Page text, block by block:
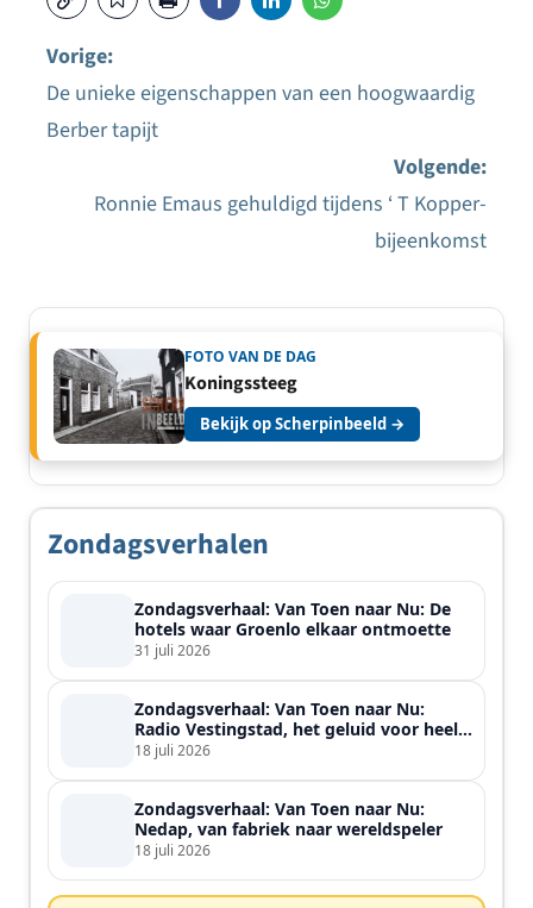
Bericht
Vorige:
De unieke eigenschappen van een hoogwaardig
Berber tapijt
Volgende:
Ronnie Emaus gehuldigd tijdens ‘ T Kopper-
bijeenkomst
FOTO VAN DE DAG
Koningssteeg
Bekijk op Scherpinbeeld →
Zondagsverhalen
Zondagsverhaal: Van Toen naar Nu: De
hotels waar Groenlo elkaar ontmoette
31 juli 2026
Zondagsverhaal: Van Toen naar Nu:
Radio Vestingstad, het geluid voor heel
de streek
18 juli 2026
Zondagsverhaal: Van Toen naar Nu:
Nedap, van fabriek naar wereldspeler
18 juli 2026